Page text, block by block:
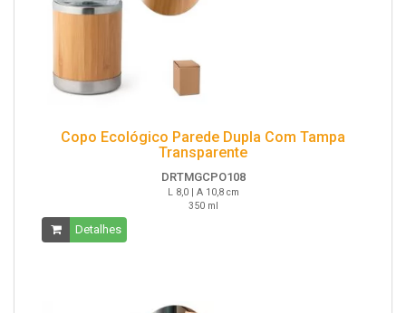
Copo Ecológico Parede Dupla Com Tampa
Transparente
DRTMGCPO108
L 8,0 | A 10,8 cm
350 ml
Detalhes